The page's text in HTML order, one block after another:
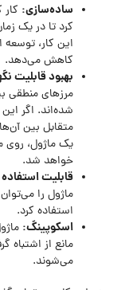
ساده‌سازی:
کرد تا در یک
این کار، توسعه
کاهش می‌دهد.
بهبود قابلیت
مرز‌های منطقی
شده‌اند. اگر
متقابل بین
یک ماژول، روی
خواهد شد.
قابلیت
ماژول را
استفاده کرد.
اسکوپینگ:
مانع از اشتباه
می‌شوند.